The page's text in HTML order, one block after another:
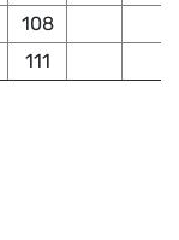
108
111